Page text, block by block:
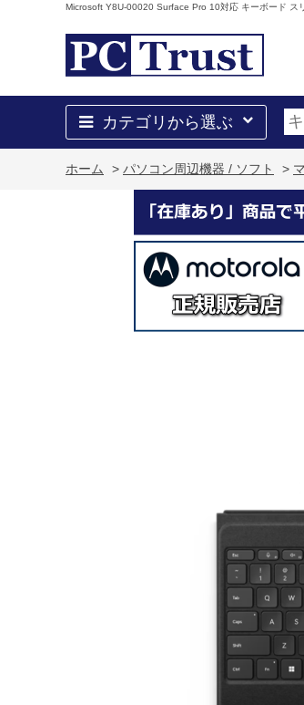
Microsoft Y8U-00020 Surface Pro 10対応 キーボード ス
カテゴリから選ぶ
ホーム > パソコン周辺機器 / ソフト >